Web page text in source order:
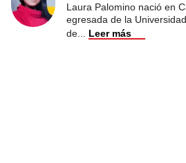
Laura Palomino nació en
egresada de la
de
Leer más